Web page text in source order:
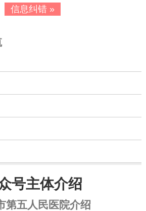
信息纠错 »
号主体介绍
第五人民医院介绍